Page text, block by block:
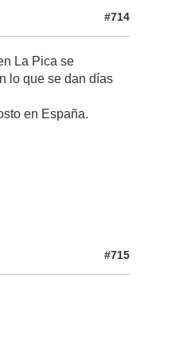
#714
La Pica se
lo que se dan días
en España.
#715